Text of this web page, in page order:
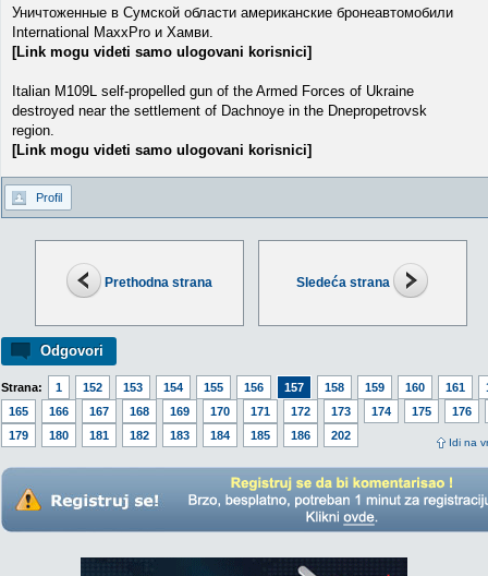
Prethodna strana Sledeća strana
Odgovori
Strana: 1 152 153 154 155 156 157 158 159 160 161
165
166 167 168 169 170 171 172 173 174 175
176
179
180 181 182 183 184 185 186 202
Idi na
Уничтоженные в Сумской области американские бронеавтомобили
International MaxxPro и Хамви.
[Link mogu videti samo ulogovani korisnici]
Italian M109L self-propelled gun of the Armed Forces of Ukraine
destroyed near the settlement of Dachnoye in the Dnepropetrovsk
region.
[Link mogu videti samo ulogovani korisnici]
Profil